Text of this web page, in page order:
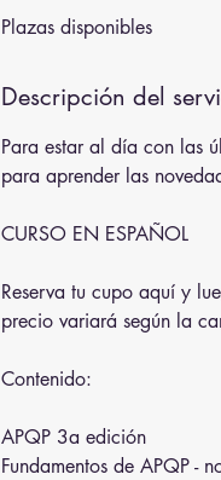
a
i
a
d
Plazas disponibles
Descripción del
Para estar al día con las
para aprender las
CURSO EN ESPAÑOL
Reserva tu cupo aquí y
precio variará según la
Contenido:
APQP 3a edición
Fundamentos de APQP -